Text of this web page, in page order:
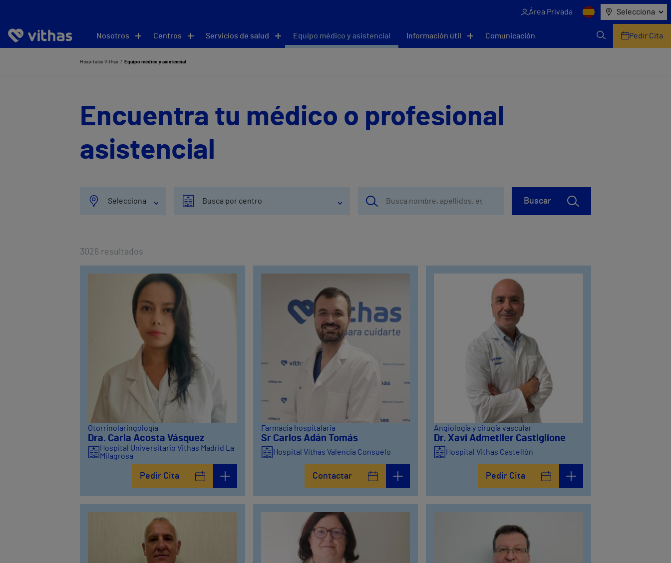
Área Privada Selecciona
Nosotros Centros Servicios de salud Equipo médico y asistencial Información útil Comunicación Pedir Cita
Hospitales Vithas Equipo médico y asistencial
Encuentra tu médico o profesional
asistencial
Selecciona Busca por centro Buscar
3026 resultados
Otorrinolaringología
Dra. Carla Acosta Vásquez
Hospital Universitario Vithas Madrid La
Milagrosa
Pedir Cita
Farmacia hospitalaria
Sr Carlos Adán Tomás
Hospital Vithas Valencia Consuelo
Contactar
Angiología y cirugía vascular
Dr. Xavi Admetller Castiglione
Hospital Vithas Castellón
Pedir Cita